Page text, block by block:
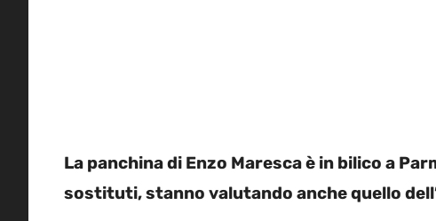
La panchina di Enzo Maresca è in bilico a
sostituti, stanno valutando anche quello